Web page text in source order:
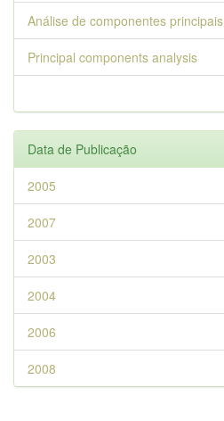
Análise de componentes principais
Principal components analysis
Data de Publicação
2005
2007
2003
2004
2006
2008